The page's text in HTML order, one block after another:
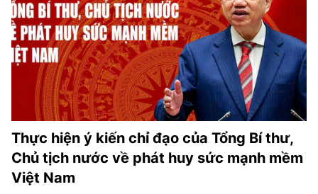
Thực hiện ý kiến chỉ đạo của Tổng Bí thư,
Chủ tịch nước về phát huy sức mạnh mềm
Việt Nam